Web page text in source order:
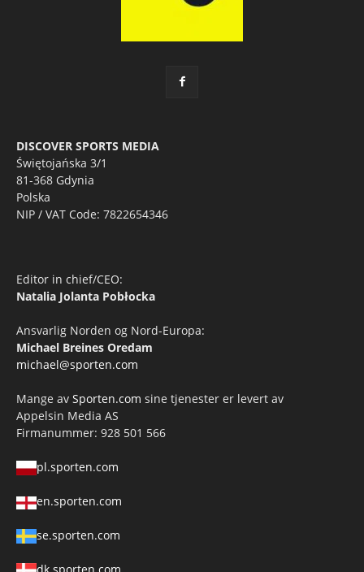
DISCOVER SPORTS MEDIA
Świętojańska 3/1
81-368 Gdynia
Polska
NIP / VAT Code: 7822654346
Editor in chief/CEO:
Natalia Jolanta Pobłocka
Ansvarlig Norden og Nord-Europa:
Michael Breines Oredam
michael@sporten.com
Mange av Sporten.com sine tjenester er levert av
Appelsin Media AS
Firmanummer: 928 501 566
pl.sporten.com
en.sporten.com
se.sporten.com
dk.sporten.com